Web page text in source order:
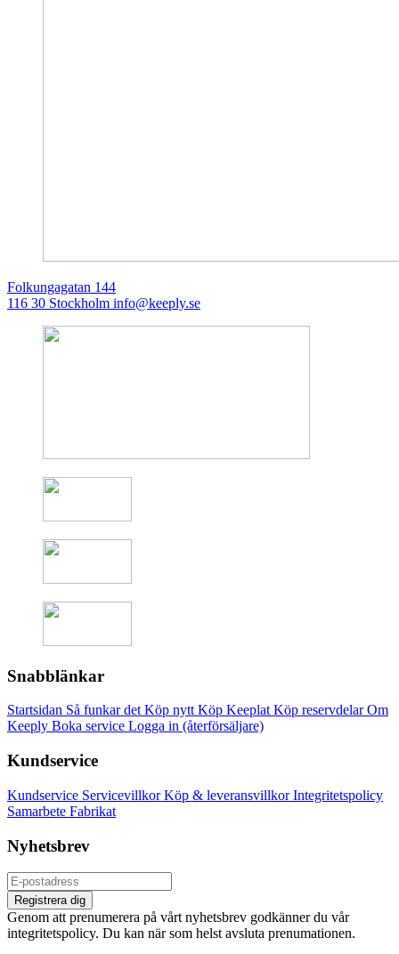
Folkungagatan 144
116 30 Stockholm info@keeply.se
Snabblänkar
Startsidan Så funkar detKöp nyttKöp KeeplatKöp reservdelarOm
Keeply Boka service Logga in (återförsäljare)
Kundservice
Kundservice ServicevillkorKöp & leveransvillkorIntegritetspolicy
Samarbete Fabrikat
Nyhetsbrev
Registrera dig
Genom att prenumerera på vårt nyhetsbrev godkänner du vår
integritetspolicy. Du kan när som helst avsluta prenumationen.